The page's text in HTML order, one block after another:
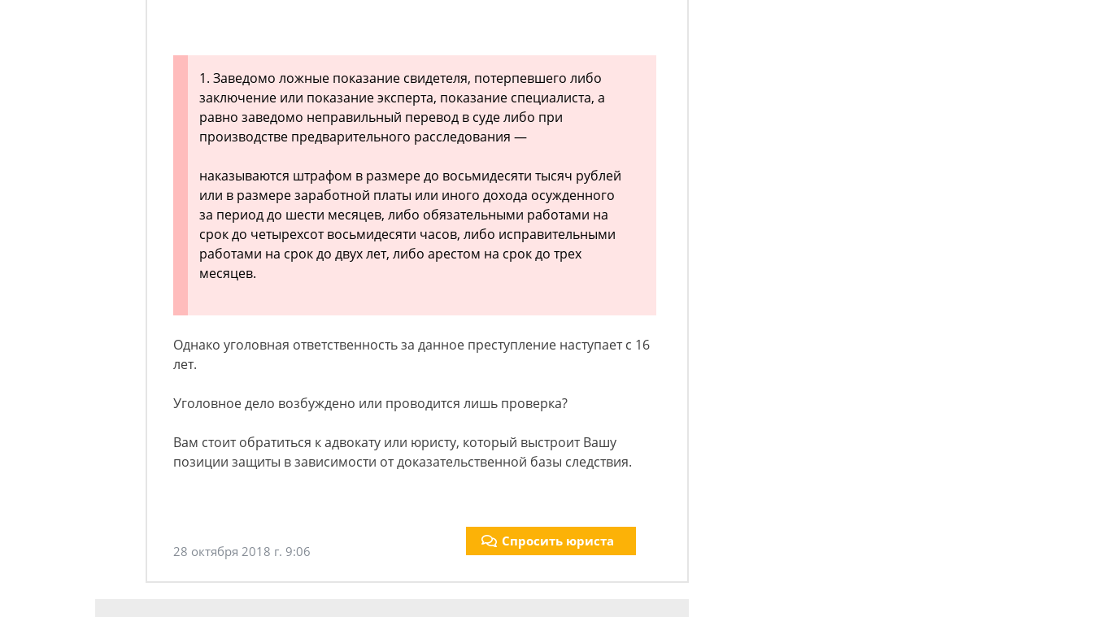
1. Заведомо ложные показание свидетеля, потерпевшего либо
заключение или показание эксперта, показание специалиста, а
равно заведомо неправильный перевод в суде либо при
производстве предварительного расследования —
наказываются штрафом в размере до восьмидесяти тысяч рублей
или в размере заработной платы или иного дохода осужденного
за период до шести месяцев, либо обязательными работами на
срок до четырехсот восьмидесяти часов, либо исправительными
работами на срок до двух лет, либо арестом на срок до трех
месяцев.
Однако уголовная ответственность за данное преступление наступает с 16
лет.
Уголовное дело возбуждено или проводится лишь проверка?
Вам стоит обратиться к адвокату или юристу, который выстроит Вашу
позиции защиты в зависимости от доказательственной базы следствия.
28 октября 2018 г. 9:06
Спросить юриста